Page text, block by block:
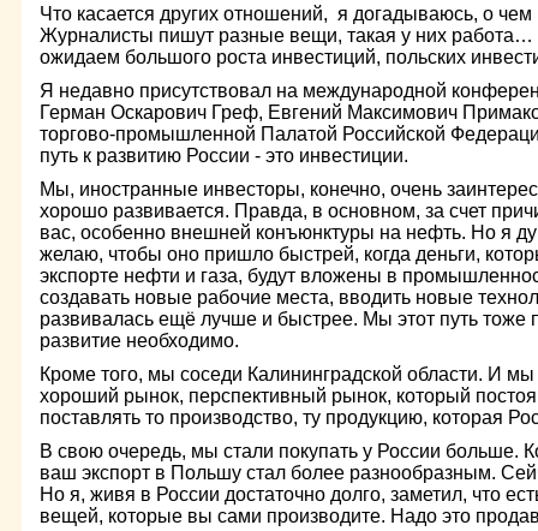
Что касается других отношений, я догадываюсь, о
Журналисты пишут разные вещи, такая у них
ожидаем большого роста инвестиций, польских
Я недавно присутствовал на международной
Герман Оскарович Греф, Евгений Максимович
торгово-промышленной Палатой Российской
путь к развитию России - это инвестиции.
Мы, иностранные инвесторы, конечно, очень
хорошо развивается. Правда, в основном, за счет
вас, особенно внешней конъюнктуры на нефть. Но я
желаю, чтобы оно пришло быстрей, когда деньги,
экспорте нефти и газа, будут вложены в
создавать новые рабочие места, вводить новые
развивалась ещё лучше и быстрее. Мы этот путь
развитие необходимо.
Кроме того, мы соседи Калининградской области. И
хороший рынок, перспективный рынок, который
поставлять то производство, ту продукцию, которая
В свою очередь, мы стали покупать у России больше.
ваш экспорт в Польшу стал более разнообразным.
Но я, живя в России достаточно долго, заметил, что
вещей, которые вы сами производите. Надо это